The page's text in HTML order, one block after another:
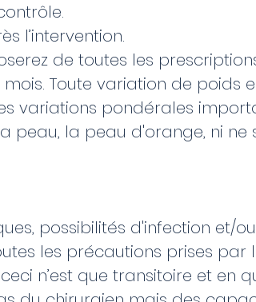
l’intervention.
de toutes les
Toute variation de
variations pondérales
la peau d'orange, ni ne
possibilités d'infection et/
les précautions prises par
n’est que transitoire et en